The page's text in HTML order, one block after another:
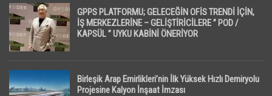
GPPS PLATFORMU; GELECEĞİN OFİS TRENDİ İÇİN,
İŞ MERKEZLERİNE – GELİŞTİRİCİLERE ” POD /
KAPSÜL ” UYKU KABİNİ ÖNERİYOR
Birleşik Arap Emirlikleri’nin İlk Yüksek Hızlı Demiryolu
Projesine Kalyon İnşaat İmzası